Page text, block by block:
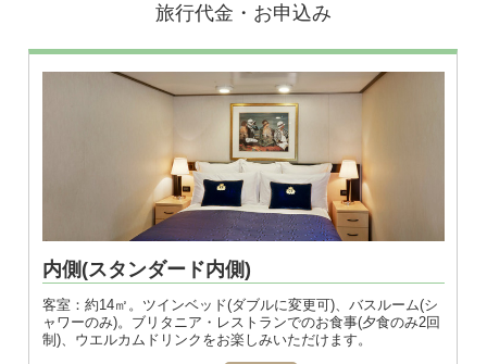
旅行代金・お申込み
内側(スタンダード内側)
客室：約14㎡。ツインベッド(ダブルに変更可)、バスルーム(シ
ャワーのみ)。ブリタニア・レストランでのお食事(夕食のみ2回
制)、ウエルカムドリンクをお楽しみいただけます。